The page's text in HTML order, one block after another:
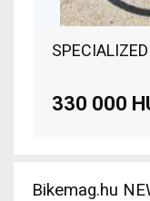
330 000
Bikemag.hu